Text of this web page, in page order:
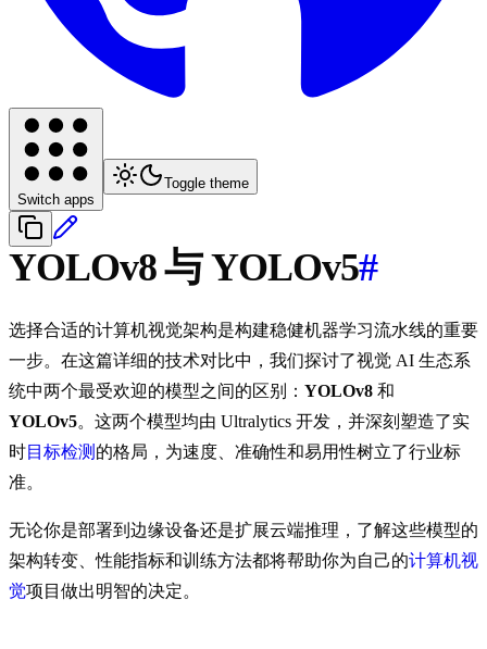
Switch apps
Toggle theme
YOLOv8 与 YOLOv5#
选择合适的计算机视觉架构是构建稳健机器学习流水线的重要
一步。在这篇详细的技术对比中，我们探讨了视觉 AI 生态系
统中两个最受欢迎的模型之间的区别： YOLOv8 和
YOLOv5。这两个模型均由 Ultralytics 开发，并深刻塑造了实
时目标检测 的格局，为速度、准确性和易用性树立了行业标
准。
无论你是部署到边缘设备还是扩展云端推理，了解这些模型的
架构转变、性能指标和训练方法都将帮助你为自己的计算机视
觉项目做出明智的决定。